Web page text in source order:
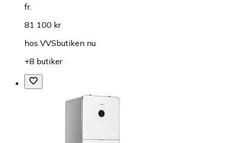
fr.
81 100 kr
hos VVSbutiken nu
+8 butiker